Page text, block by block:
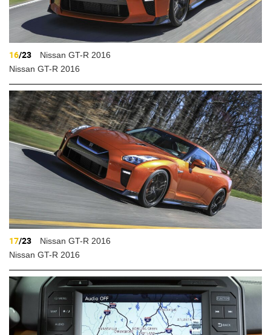
16/23
Nissan GT-R 2016
Nissan GT-R 2016
17/23
Nissan GT-R 2016
Nissan GT-R 2016